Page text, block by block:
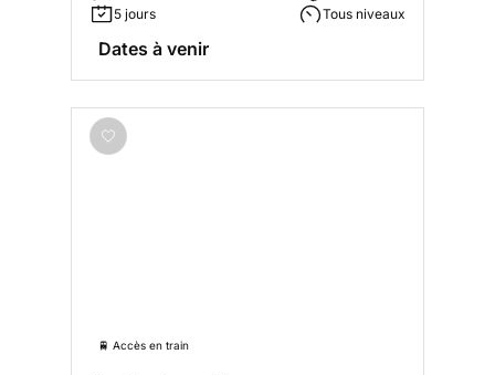
5 jours
Tous niveaux
Dates à venir
🚆 Accès en train